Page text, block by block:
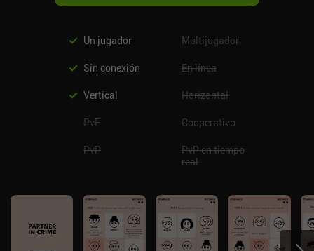
Un jugador Multijugador
Sin conexión En línea
Vertical Horizontal
PvE Cooperativo
PvP
PvP en tiempo
real